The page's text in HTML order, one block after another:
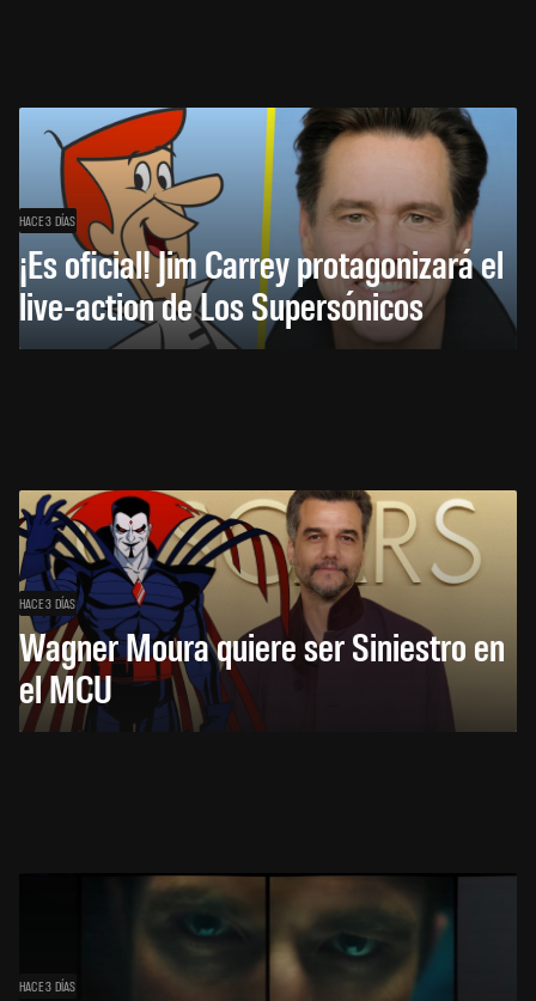
HACE 3 DÍAS
¡Es oficial! Jim Carrey protagonizará el
live-action de Los Supersónicos
HACE 3 DÍAS
Wagner Moura quiere ser Siniestro en
el MCU
HACE 3 DÍAS